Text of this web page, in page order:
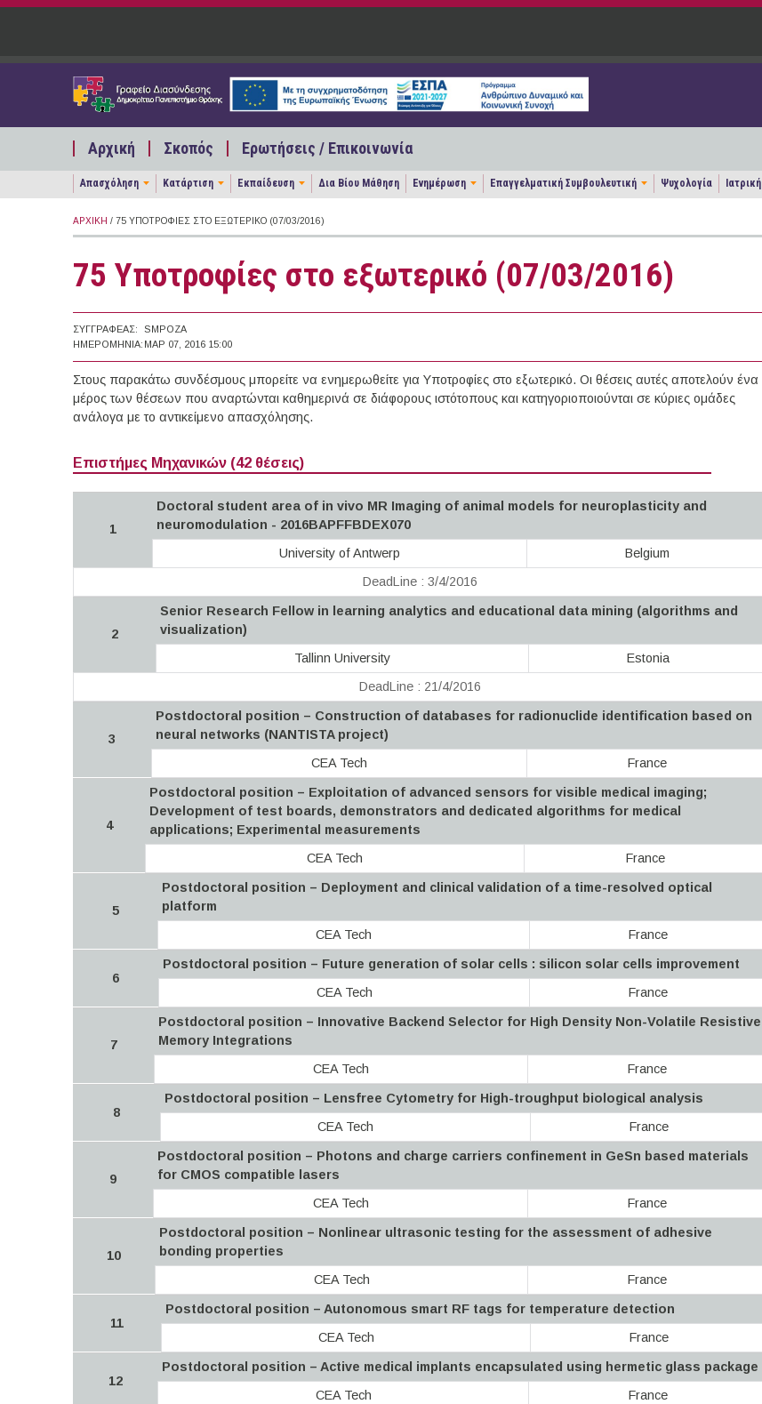
Παράκαμψη προς το κυρίως περιεχόμενο
Αρχική Σκοπός Ερωτήσεις / Επικοινωνία
Απασχόληση Κατάρτιση Εκπαίδευση Δια Βίου Μάθηση Ενημέρωση Επαγγελματική Συμβουλευτική Ψυχολογία Ιατρική
ΑΡΧΙΚΉ / 75 ΥΠΟΤΡΟΦΊΕΣ ΣΤΟ ΕΞΩΤΕΡΙΚΌ (07/03/2016)
75 Υποτροφίες στο εξωτερικό (07/03/2016)
ΣΥΓΓΡΑΦΈΑΣ:
SMPOZA
ΗΜΕΡΟΜΗΝΊΑ: ΜΑΡ 07, 2016 15:00
Στους παρακάτω συνδέσμους μπορείτε να ενημερωθείτε για Υποτροφίες στο εξωτερικό. Οι θέσεις αυτές αποτελούν ένα
μέρος των θέσεων που αναρτώνται καθημερινά σε διάφορους ιστότοπους και κατηγοριοποιούνται σε κύριες ομάδες
ανάλογα με το αντικείμενο απασχόλησης.
Επιστήμες Μηχανικών (42 θέσεις)
1
Doctoral student area of in vivo MR Imaging of animal models for neuroplasticity and
neuromodulation - 2016BAPFFBDEX070
University of Antwerp
Belgium
DeadLine : 3/4/2016
2
Senior Research Fellow in learning analytics and educational data mining (algorithms and
visualization)
Tallinn University
Estonia
DeadLine : 21/4/2016
3
Postdoctoral position – Construction of databases for radionuclide identification based on
neural networks (NANTISTA project)
CEA Tech
France
4
Postdoctoral position – Exploitation of advanced sensors for visible medical imaging;
Development of test boards, demonstrators and dedicated algorithms for medical
applications; Experimental measurements
CEA Tech
France
5
Postdoctoral position – Deployment and clinical validation of a time-resolved optical
platform
CEA Tech
France
6
Postdoctoral position – Future generation of solar cells : silicon solar cells improvement
CEA Tech
France
7
Postdoctoral position – Innovative Backend Selector for High Density Non-Volatile Resistive
Memory Integrations
CEA Tech
France
8
Postdoctoral position – Lensfree Cytometry for High-troughput biological analysis
CEA Tech
France
9
Postdoctoral position – Photons and charge carriers confinement in GeSn based materials
for CMOS compatible lasers
CEA Tech
France
10
Postdoctoral position – Nonlinear ultrasonic testing for the assessment of adhesive
bonding properties
CEA Tech
France
11
Postdoctoral position – Autonomous smart RF tags for temperature detection
CEA Tech
France
12
Postdoctoral position – Active medical implants encapsulated using hermetic glass package
CEA Tech
France